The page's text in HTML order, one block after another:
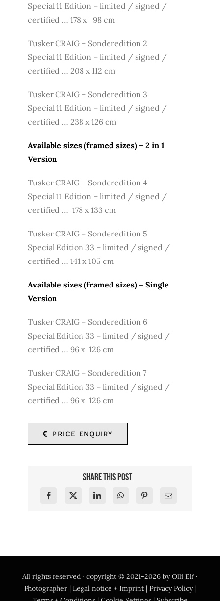
Special 11 Edition – limited / signed /
certified … 178 x 98 cm
Tusker CRAIG – Sonderedition 2
Special 11 Edition – limited / signed /
certified … 208 x 112 cm
Tusker CRAIG – Sonderedition 3
Special 11 Edition – limited / signed /
certified … 238 x 126 cm
Available sizes (framed sizes) – 2 in 1
Version
Tusker CRAIG – Sonderedition 4
Special 11 Edition – limited / signed /
certified … 178 x 133 cm
Tusker CRAIG – Sonderedition 5
Special Edition 33 – limited / signed /
certified … 141 x 105 cm
Available sizes (framed sizes) – Single
Version
Tusker CRAIG – Sonderedition 6
Special Edition 33 – limited / signed /
certified … 96 x 126 cm
Tusker CRAIG – Sonderedition 7
Special Edition 33 – limited / signed /
certified … 96 x 126 cm
PRICE ENQUIRY
Share this post
All rights reserved · copyright © 2021-2026 byOlli Elf ·
Photographer | Legal notice + Imprint | Privacy Policy|